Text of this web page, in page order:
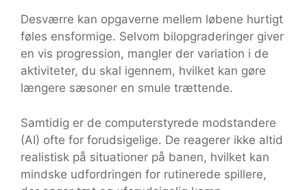
Desværre kan opgaverne mellem løbene hurtigt
føles ensformige. Selvom bilopgraderinger giver
en vis progression, mangler der variation i de
aktiviteter, du skal igennem, hvilket kan gøre
længere sæsoner en smule trættende.
Samtidig er de computerstyrede modstandere
(AI) ofte for forudsigelige. De reagerer ikke altid
realistisk på situationer på banen, hvilket kan
mindske udfordringen for rutinerede spillere,